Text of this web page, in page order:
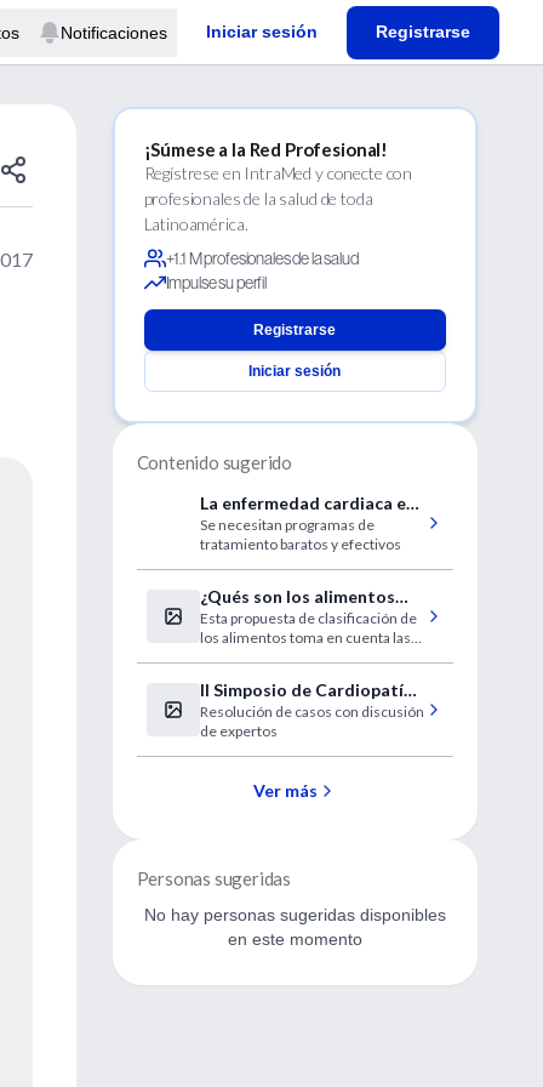
Notificaciones Iniciar sesión Registrarse
¡Súmese a la Red Profesional!
Regístrese en IntraMed y conecte con
profesionales de la salud de toda
Latinoamérica.
+1.1 M profesionales de la salud
Impulse su perfil
Registrarse
Iniciar sesión
Contenido sugerido
La enfermedad cardiaca es
la principal causa de muerte
Se necesitan programas de
tratamiento baratos y efectivos
¿Qués son los alimentos
procesados y
ultraprocesados?
Esta propuesta de clasificación de
los alimentos toma en cuenta las
población y reconoce los factores
sociales, políticos y económicos
II Simposio de Cardiopatía
isquémica 2017
Resolución de casos con discusión
de expertos
Ver más
Personas sugeridas
No hay personas sugeridas disponibles
en este momento